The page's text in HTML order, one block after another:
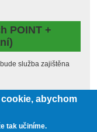
POINT +
služba zajištěna
je sdělí pracovnice
abychom
tak učiníme.